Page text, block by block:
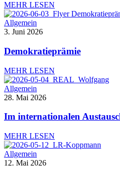
MEHR LESEN
Allgemein
3. Juni 2026
Demokratieprämie
MEHR LESEN
Allgemein
28. Mai 2026
Im internationalen
MEHR LESEN
Allgemein
12. Mai 2026